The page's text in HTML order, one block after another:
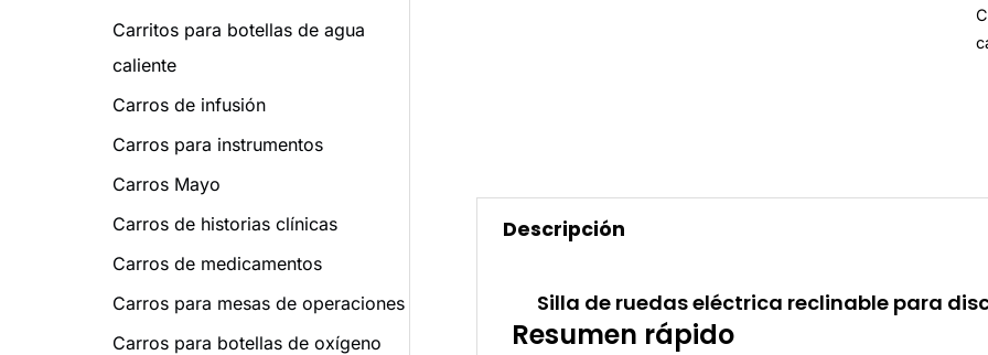
Carritos para botellas de agua
caliente
Carros de infusión
Carros para instrumentos
Carros Mayo
Carros de historias clínicas
Carros de medicamentos
Carros para mesas de operaciones
Carros para botellas de oxígeno
Descripción
Silla de ruedas eléctrica reclinable para
Resumen rápido